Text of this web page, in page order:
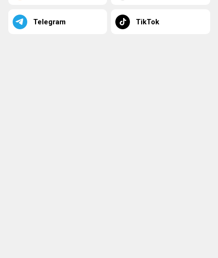
Telegram TikTok